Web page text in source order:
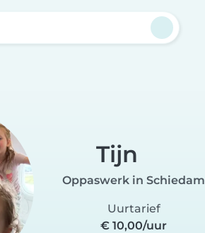
Tijn
Oppaswerk in Schiedam
Uurtarief
€ 10,00/uur